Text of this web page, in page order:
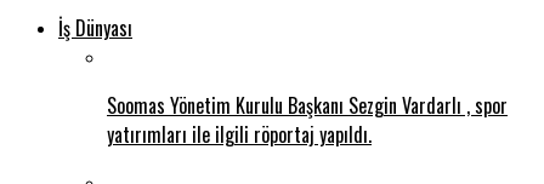
İş Dünyası
Soomas Yönetim Kurulu Başkanı Sezgin Vardarlı , spor
yatırımları ile ilgili röportaj yapıldı.